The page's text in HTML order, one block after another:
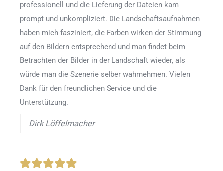
professionell und die Lieferung der Dateien kam
prompt und unkompliziert. Die Landschaftsaufnahmen
haben mich fasziniert, die Farben wirken der Stimmung
auf den Bildern entsprechend und man findet beim
Betrachten der Bilder in der Landschaft wieder, als
würde man die Szenerie selber wahrnehmen. Vielen
Dank für den freundlichen Service und die
Unterstützung.
Dirk Löffelmacher